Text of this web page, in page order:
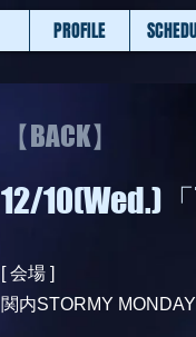
PROFILE
【BACK】
12/10(Wed.)「
[ 会場 ]
関内STORMY